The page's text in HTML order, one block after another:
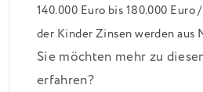
140.000 Euro bis 180.000 Euro
der Kinder Zinsen werden aus
verbilligt: Heutiger Zins bei
bei 35 Jahren Laufzeit und 10
Sie möchten mehr zu
erfahren?